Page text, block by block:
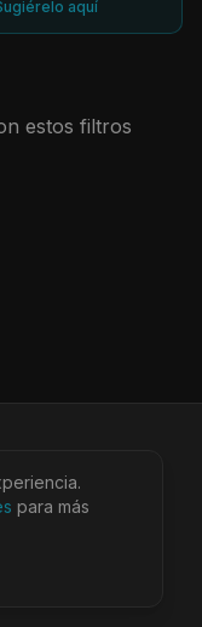
aquí
estos filtros
Más
Términos
para más